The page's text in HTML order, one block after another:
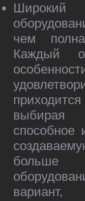
чем
Каждый
способное